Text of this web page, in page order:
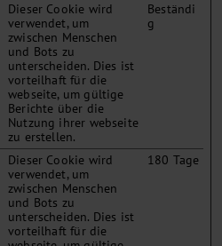
Dieser Cookie wird
verwendet, um
zwischen Menschen
und Bots zu
unterscheiden. Dies ist
vorteilhaft für die
webseite, um gültige
Berichte über die
Nutzung ihrer webseite
zu erstellen.
Beständi
g
Dieser Cookie wird
verwendet, um
zwischen Menschen
und Bots zu
unterscheiden. Dies ist
vorteilhaft für die
180 Tage